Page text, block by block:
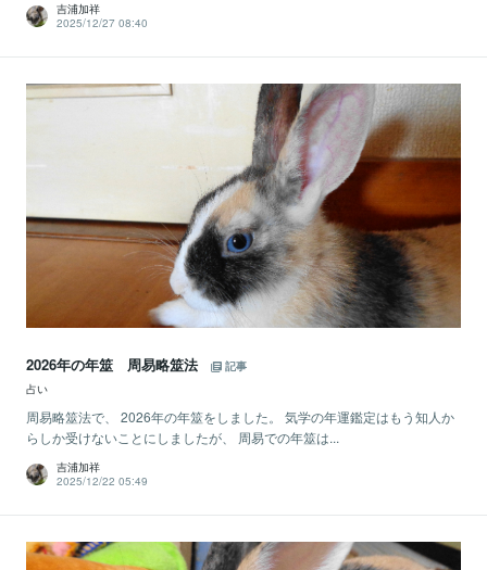
吉浦加祥
2025/12/27 08:40
2026年の年筮 周易略筮法
記事
占い
周易略筮法で、 2026年の年筮をしました。 気学の年運鑑定はもう知人か
らしか受けないことにしましたが、 周易での年筮は...
吉浦加祥
2025/12/22 05:49